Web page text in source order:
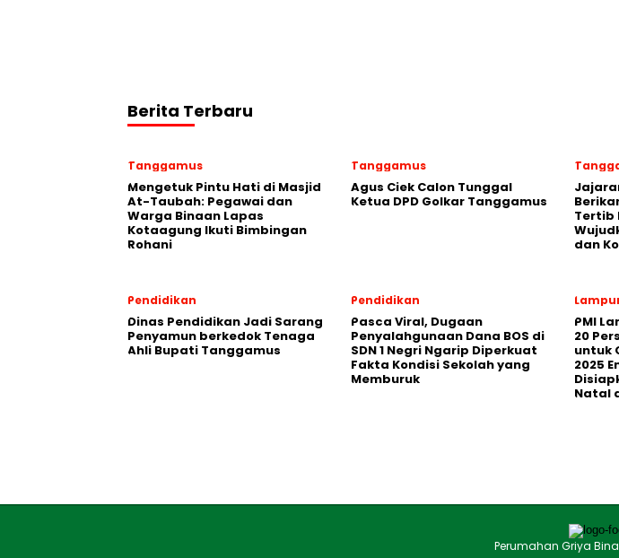
Berita Terbaru
Tanggamus
Mengetuk Pintu Hati di Masjid
At-Taubah: Pegawai dan
Warga Binaan Lapas
Kotaagung Ikuti Bimbingan
Rohani
Tanggamus
Agus Ciek Calon Tunggal
Ketua DPD Golkar Tanggamus
Tertib
dan
Pendidikan
Dinas Pendidikan Jadi Sarang
Penyamun berkedok Tenaga
Ahli Bupati Tanggamus
Pendidikan
Pasca Viral, Dugaan
Penyalahgunaan Dana BOS di
SDN 1 Negri Ngarip Diperkuat
Fakta Kondisi Sekolah yang
Memburuk
PMI
20
untuk
2025
Natal
Perumahan Griya Bina